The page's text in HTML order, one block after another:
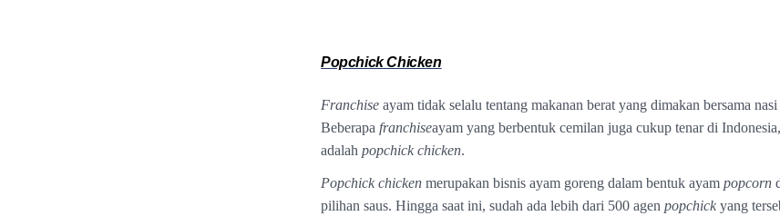
Popchick Chicken
Franchise ayam tidak selalu tentang makanan berat yang dimakan bersama
Beberapa franchiseayam yang berbentuk cemilan juga cukup tenar di
adalah popchick chicken.
Popchick chicken merupakan bisnis ayam goreng dalam bentuk ayam popcorn
pilihan saus. Hingga saat ini, sudah ada lebih dari 500 agen popchick yang